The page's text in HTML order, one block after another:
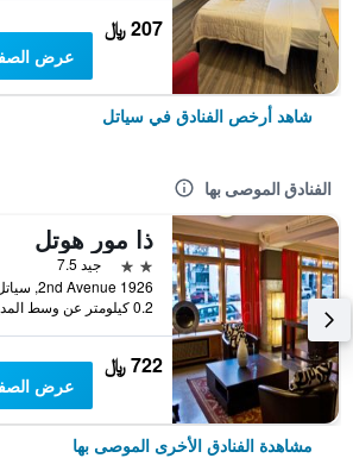
207 ﷼
عرض
شاهد أرخص الفنادق في سياتل
الفنادق الموصى بها
ذا مور هوتل
2 نجمتين
جيد 7.5
0.2 كيلومتر عن وسط المدينة
722 ﷼
عرض
مشاهدة الفنادق الأخرى الموصى بها